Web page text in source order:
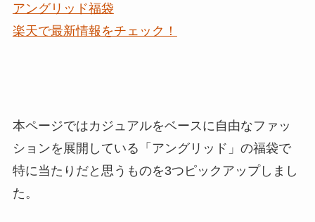
アングリッド福袋
楽天で最新情報をチェック！
本ページではカジュアルをベースに自由なファッ
ションを展開している「アングリッド」の福袋で
特に当たりだと思うものを3つピックアップしまし
た。